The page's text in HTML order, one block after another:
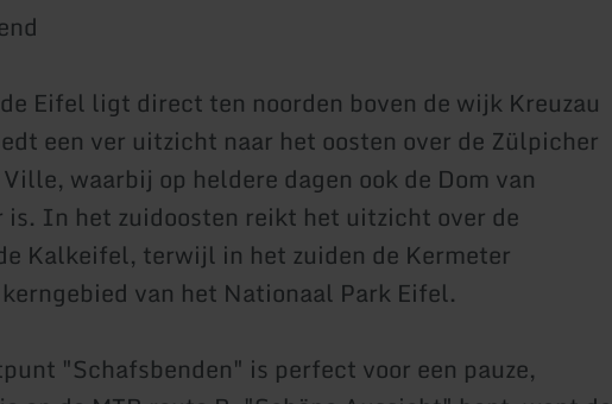
Eifel ligt direct ten noorden boven de wijk Kreuzau
een ver uitzicht naar het oosten over de Zülpicher
waarbij op heldere dagen ook de Dom van
is. In het zuidoosten reikt het uitzicht over de
Kalkeifel, terwijl in het zuiden de Kermeter
van het Nationaal Park Eifel.
"Schafsbenden" is perfect voor een pauze,